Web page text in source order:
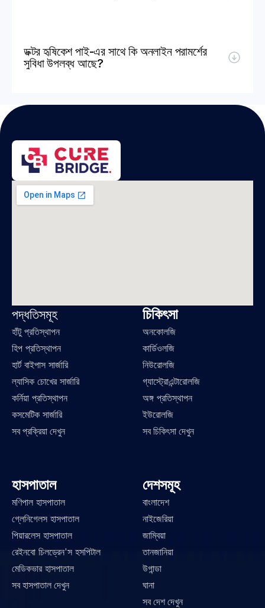
ডক্টর হৃষিকেশ পাই-এর সাথে কি অনলাইন পরামর্শের
সুবিধা উপলব্ধ আছে?
পদ্ধতিসমূহ
হাঁটু প্রতিস্থাপন
হিপ প্রতিস্থাপন
হার্ট বাইপাস সার্জারি
ল্যাসিক চোখের সার্জারি
কর্নিয়া প্রতিস্থাপন
কসমেটিক সার্জারি
সব প্রক্রিয়া দেখুন
চিকিৎসা
অনকোলজি
কার্ডিওলজি
নিউরোলজি
গ্যাস্ট্রোএন্টারোলজি
অঙ্গ প্রতিস্থাপন
ইউরোলজি
সব চিকিৎসা দেখুন
হাসপাতাল
মণিপাল হাসপাতাল
গ্লেনিগেলস হাসপাতাল
পিয়ারলেস হাসপাতাল
রেইনবো চিলড্রেন'স হসপিটাল
মেডিকভার হাসপাতাল
সব হাসপাতাল দেখুন
দেশসমূহ
বাংলাদেশ
নাইজেরিয়া
জাম্বিয়া
তানজানিয়া
উগান্ডা
ঘানা
সব দেশ দেখুন